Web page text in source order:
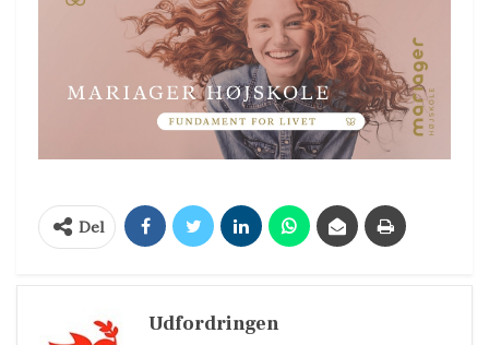
Del
Udfordringen